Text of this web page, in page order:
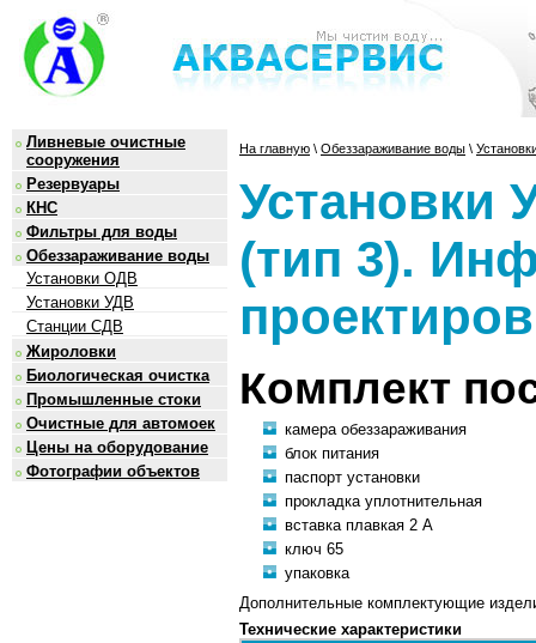
Ливневые очистные
сооружения
Резервуары
КНС
Фильтры для воды
Обеззараживание воды
Установки ОДВ
Установки УДВ
Станции СДВ
Жироловки
Биологическая очистка
Промышленные стоки
Очистные для автомоек
Цены на оборудование
Фотографии объектов
На главную \ Обеззараживание воды \
Установки
(тип 3).
Комплект
камера обеззараживания
блок питания
паспорт установки
прокладка уплотнительная
вставка плавкая 2 А
ключ 65
упаковка
Дополнительные комплектующие
Технические характеристики